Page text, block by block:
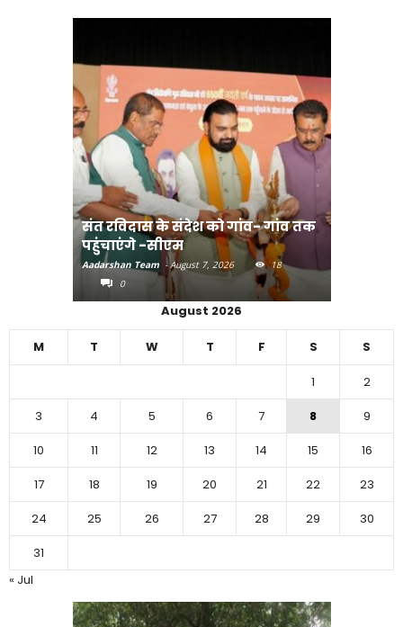
संत रविदास के संदेश को गांव- गांव तक
पहुंचाएंगे -सीएम
Aadarshan Team - August 7, 2026
18
0
August 2026
M T W T F S S
1
2
3
4 5 6 7 8
9
10
11 12 13 14 15
16
17
18 19 20 21 22
23
24
25 26 27 28 29
30
31
« Jul